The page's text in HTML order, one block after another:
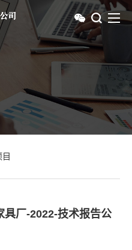
具厂-2022-技术报告公